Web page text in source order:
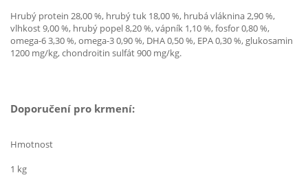
Hrubý protein 28,00 %, hrubý tuk 18,00 %, hrubá vláknina 2,90 %,
vlhkost 9,00 %, hrubý popel 8,20 %, vápník 1,10 %, fosfor 0,80 %,
omega-6 3,30 %, omega-3 0,90 %, DHA 0,50 %, EPA 0,30 %, glukosamin
1200 mg/kg, chondroitin sulfát 900 mg/kg.
Doporučení pro krmení:
Hmotnost
1 kg